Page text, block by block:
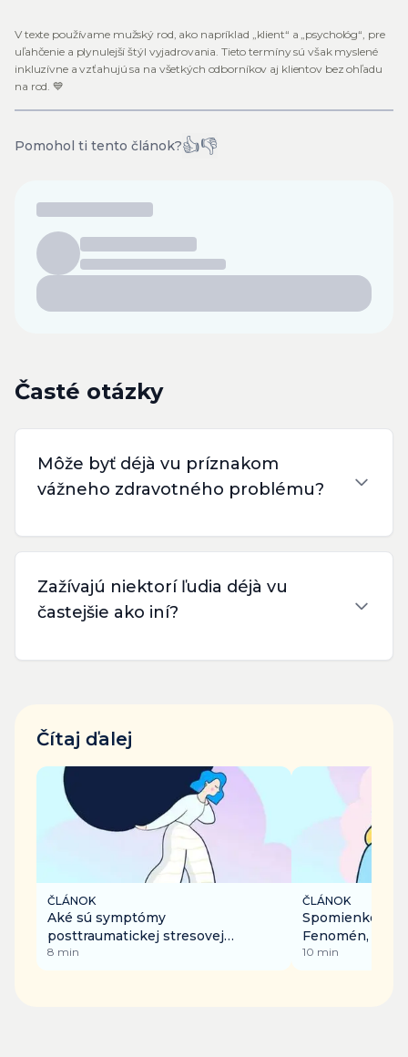
V texte používame mužský rod, ako napríklad „klient“ a „psychológ“, pre
uľahčenie a plynulejší štýl vyjadrovania. Tieto termíny sú však myslené
inkluzívne a vzťahujú sa na všetkých odborníkov aj klientov bez ohľadu
na rod. 💙
Pomohol ti tento článok?👍👎
Časté otázky
Môže byť déjà vu príznakom
vážneho zdravotného problému?
Zažívajú niektorí ľudia déjà vu
častejšie ako iní?
Čítaj ďalej
ČLÁNOK
Aké sú symptómy
posttraumatickej stresovej
poruchy?
8 min
ČLÁNOK
Spomienkový
Fenomén,
10 min